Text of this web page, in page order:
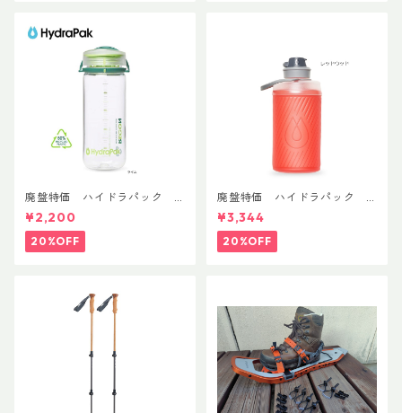
廃盤特価 ハイドラパック
リーコン ツイスト＆シップ 50
0ml
¥2,200
20%OFF
廃盤特価 ハイドラパック
フラックス 750ml
¥3,344
20%OFF